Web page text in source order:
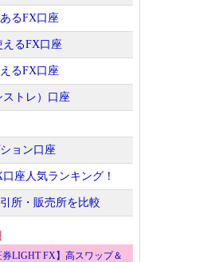
るFX口座
えるFX口座
るFX口座
トレ）口座
ョン口座
座人気ランキング！
所・販売所を比較
券LIGHT FX】高スワップ＆